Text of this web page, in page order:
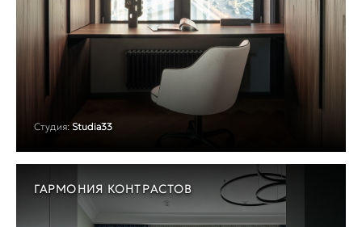
Студия: Studia33
ГАРМОНИЯ КОНТРАСТОВ